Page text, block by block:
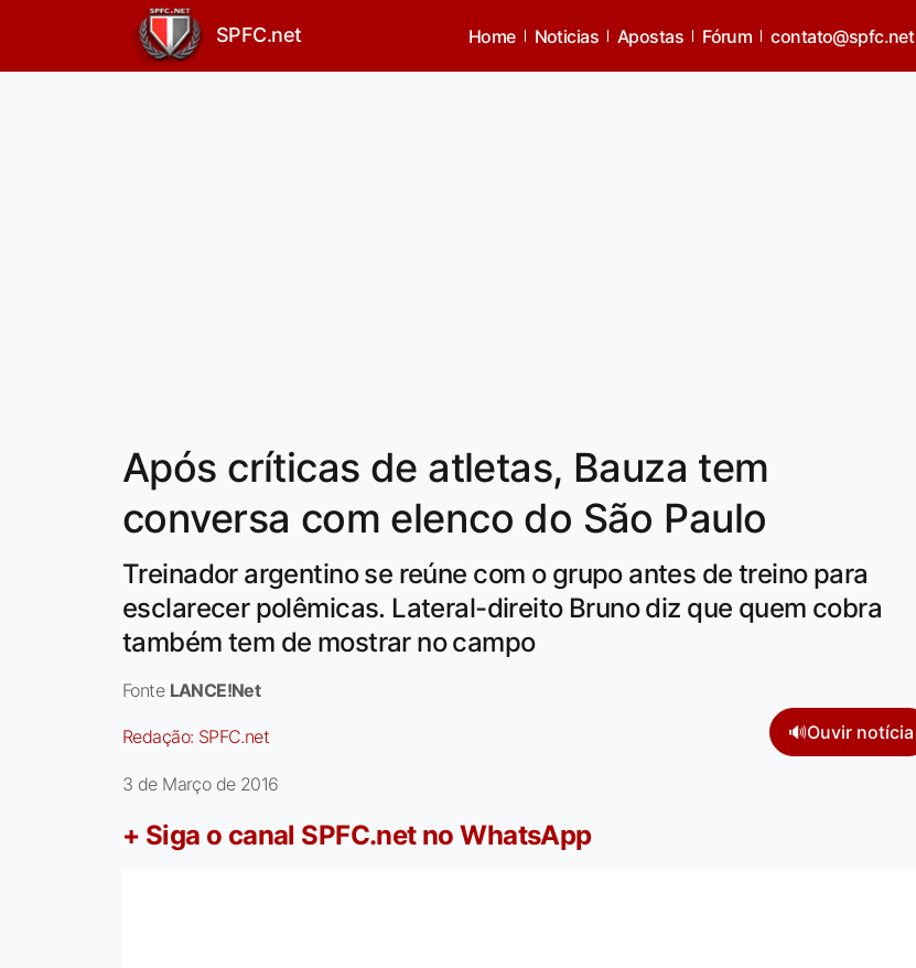
SPFC.net Home Noticias Apostas Fórum contato@spfc.net
Após críticas de atletas, Bauza tem
conversa com elenco do São Paulo
Treinador argentino se reúne com o grupo antes de treino para
esclarecer polêmicas. Lateral-direito Bruno diz que quem cobra
também tem de mostrar no campo
Fonte LANCE!Net
Redação: SPFC.net 🔊Ouvir notícia
3 de Março de 2016
+ Siga o canal SPFC.net no WhatsApp